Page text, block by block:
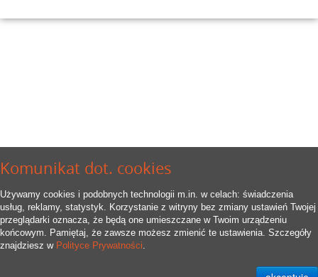
Komunikat dot. cookies
Używamy cookies i podobnych technologii m.in. w celach: świadczenia
usług, reklamy, statystyk. Korzystanie z witryny bez zmiany ustawień Twojej
przeglądarki oznacza, że będą one umieszczane w Twoim urządzeniu
końcowym. Pamiętaj, że zawsze możesz zmienić te ustawienia. Szczegóły
znajdziesz w Polityce Prywatności.